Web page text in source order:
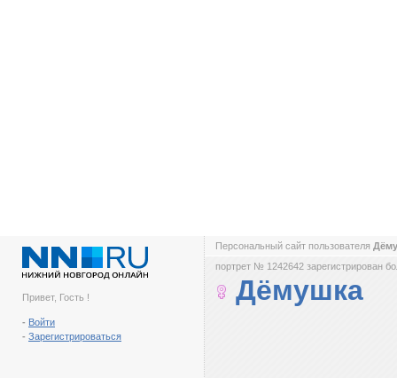
Привет, Гость !
- Войти
- Зарегистрироваться
Персональный сайт пользователя
портрет № 1242642 зарегистрирован
Дёмушка